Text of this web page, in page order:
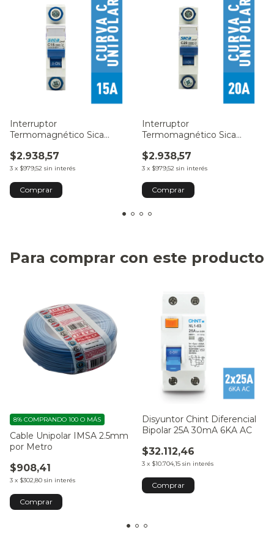
Interruptor
Termomagnético Sica
$2.938,57
3 x $979,52 sin interés
Interruptor
Termomagnético Sica
$2.938,57
3 x $979,52 sin interés
Para comprar con este producto
Cable Unipolar IMSA 2.5mm
por Metro
$908,41
3 x $302,80 sin interés
8% COMPRANDO 100 O MÁS
Comprar
Disyuntor Chint Diferencial
Bipolar 25A 30mA 6KA AC
$32.112,46
3 x $10.704,15 sin interés